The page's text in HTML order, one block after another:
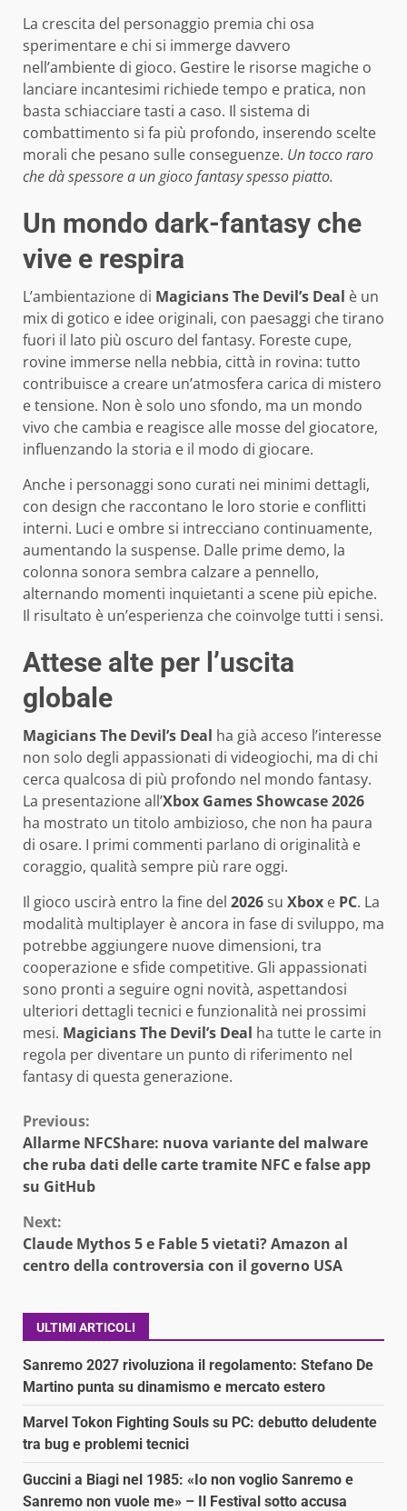
La crescita del personaggio premia chi osa
sperimentare e chi si immerge davvero
nell’ambiente di gioco. Gestire le risorse magiche o
lanciare incantesimi richiede tempo e pratica, non
basta schiacciare tasti a caso. Il sistema di
combattimento si fa più profondo, inserendo scelte
morali che pesano sulle conseguenze. Un tocco raro
che dà spessore a un gioco fantasy spesso piatto.
Un mondo dark-fantasy che
vive e respira
L’ambientazione di Magicians The Devil’s Deal è un
mix di gotico e idee originali, con paesaggi che tirano
fuori il lato più oscuro del fantasy. Foreste cupe,
rovine immerse nella nebbia, città in rovina: tutto
contribuisce a creare un’atmosfera carica di mistero
e tensione. Non è solo uno sfondo, ma un mondo
vivo che cambia e reagisce alle mosse del giocatore,
influenzando la storia e il modo di giocare.
Anche i personaggi sono curati nei minimi dettagli,
con design che raccontano le loro storie e conflitti
interni. Luci e ombre si intrecciano continuamente,
aumentando la suspense. Dalle prime demo, la
colonna sonora sembra calzare a pennello,
alternando momenti inquietanti a scene più epiche.
Il risultato è un’esperienza che coinvolge tutti i sensi.
Attese alte per l’uscita
globale
Magicians The Devil’s Deal ha già acceso l’interesse
non solo degli appassionati di videogiochi, ma di chi
cerca qualcosa di più profondo nel mondo fantasy.
La presentazione all’Xbox Games Showcase 2026
ha mostrato un titolo ambizioso, che non ha paura
di osare. I primi commenti parlano di originalità e
coraggio, qualità sempre più rare oggi.
Il gioco uscirà entro la fine del 2026su Xbox e PC. La
modalità multiplayer è ancora in fase di sviluppo, ma
potrebbe aggiungere nuove dimensioni, tra
cooperazione e sfide competitive. Gli appassionati
sono pronti a seguire ogni novità, aspettandosi
ulteriori dettagli tecnici e funzionalità nei prossimi
mesi. Magicians The Devil’s Deal ha tutte le carte in
regola per diventare un punto di riferimento nel
fantasy di questa generazione.
Continue
Reading
Previous:
Allarme NFCShare: nuova variante del malware
che ruba dati delle carte tramite NFC e false app
su GitHub
Next:
Claude Mythos 5 e Fable 5 vietati? Amazon al
centro della controversia con il governo USA
ULTIMI ARTICOLI
Sanremo 2027 rivoluziona il regolamento: Stefano De
Martino punta su dinamismo e mercato estero
Marvel Tokon Fighting Souls su PC: debutto deludente
tra bug e problemi tecnici
Guccini a Biagi nel 1985: «Io non voglio Sanremo e
Sanremo non vuole me» – Il Festival sotto accusa